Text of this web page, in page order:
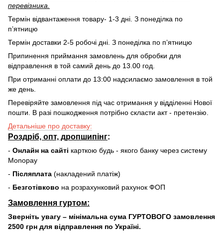
перевізника.
Термін відвантаження товару- 1-3 дні. З понеділка по
пʼятницю
Термін доставки 2-5 робочі дні. З понеділка по пʼятницю
Припинення приймання замовлень для обробки для
відправлення в той самий день до 13.00 год.
При отриманні оплати до 13:00 надсилаємо замовлення в той
же день.
Перевіряйте замовлення під час отримання у відділенні Нової
пошти. В разі пошкодження потрібно скласти акт - претензію.
Детальніше про доставку:
Роздріб, опт, дропшипінг:
- Онлайн на сайті карткою будь - якого банку через систему
Monopay
- Післяплата (накладений платіж)
- Безготівково на розрахунковий рахунок ФОП
Замовлення гуртом:
Зверніть увагу – мінімальна сума ГУРТОВОГО замовлення
2500 грн для відправлення по Україні.